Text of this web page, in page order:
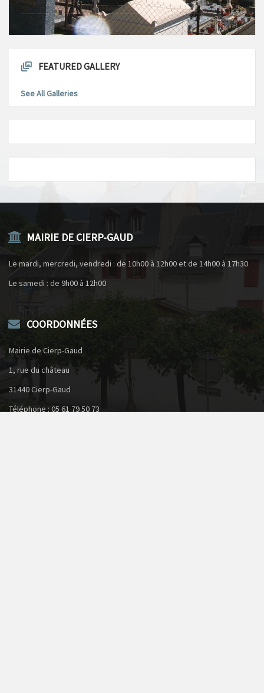
lundi
10 août 2026
MAIRIE DE CIERP-GAUD
Le mardi, mercredi, vendredi : de 10h00 à 12h00 et de 14h00 à 17h30
Le samedi : de 9h00 à 12h00
COORDONNÉES
Mairie de Cierp-Gaud